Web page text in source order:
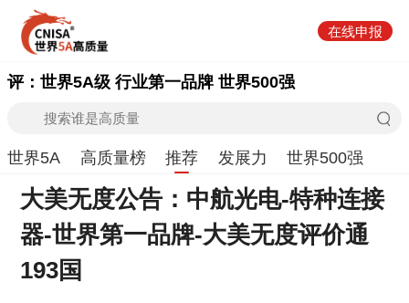
在线申报
评：世界5A级 行业第一品牌 世界500强
世界5A 高质量榜 推荐 发展力 世界500强
大美无度公告：中航光电-特种连接
器‌-世界第一品牌-大美无度评价通
193国